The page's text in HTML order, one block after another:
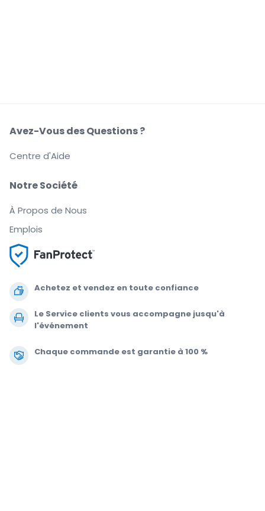
Achetez et vendez en toute confiance
Le Service clients vous accompagne jusqu'à
l'événement
Chaque commande est garantie à 100 %
Notre Société
À Propos de Nous
Emplois
Avez-Vous des Questions ?
Centre d'Aide